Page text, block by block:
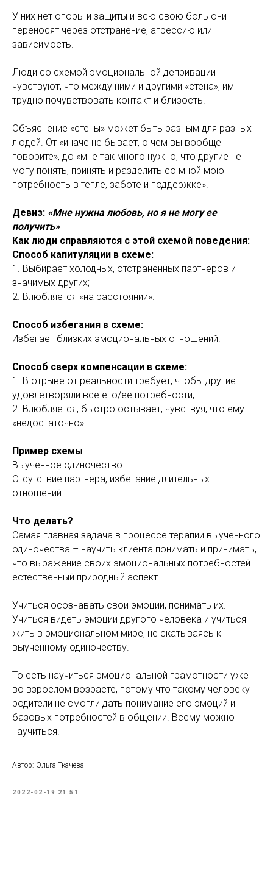
У них нет опоры и защиты и всю свою боль они
переносят через отстранение, агрессию или
зависимость.
Люди со схемой эмоциональной депривации
чувствуют, что между ними и другими «стена», им
трудно почувствовать контакт и близость.
Объяснение «стены» может быть разным для разных
людей. От «иначе не бывает, о чем вы вообще
говорите», до «мне так много нужно, что другие не
могу понять, принять и разделить со мной мою
потребность в тепле, заботе и поддержке».
Девиз: «Мне нужна любовь, но я не могу ее
получить»
Как люди справляются с этой схемой поведения:
Способ капитуляции в схеме:
1. Выбирает холодных, отстраненных партнеров и
значимых других;
2. Влюбляется «на расстоянии».
Способ избегания в схеме:
Избегает близких эмоциональных отношений.
Способ сверх компенсации в схеме:
1. В отрыве от реальности требует, чтобы другие
удовлетворяли все его/ее потребности,
2. Влюбляется, быстро остывает, чувствуя, что ему
«недостаточно».
Пример схемы
Выученное одиночество.
Отсутствие партнера, избегание длительных
отношений.
Что делать?
Самая главная задача в процессе терапии выученного
одиночества – научить клиента понимать и принимать,
что выражение своих эмоциональных потребностей -
естественный природный аспект.
Учиться осознавать свои эмоции, понимать их.
Учиться видеть эмоции другого человека и учиться
жить в эмоциональном мире, не скатываясь к
выученному одиночеству.
То есть научиться эмоциональной грамотности уже
во взрослом возрасте, потому что такому человеку
родители не смогли дать понимание его эмоций и
базовых потребностей в общении. Всему можно
научиться.
Автор: Ольга Ткачева
2022-02-19 21:51